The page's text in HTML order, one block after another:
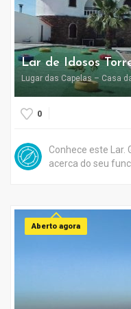
Lar de Idosos
Lugar das Capelas – Casa
0
Conhece este Lar.
acerca do seu
Aberto agora